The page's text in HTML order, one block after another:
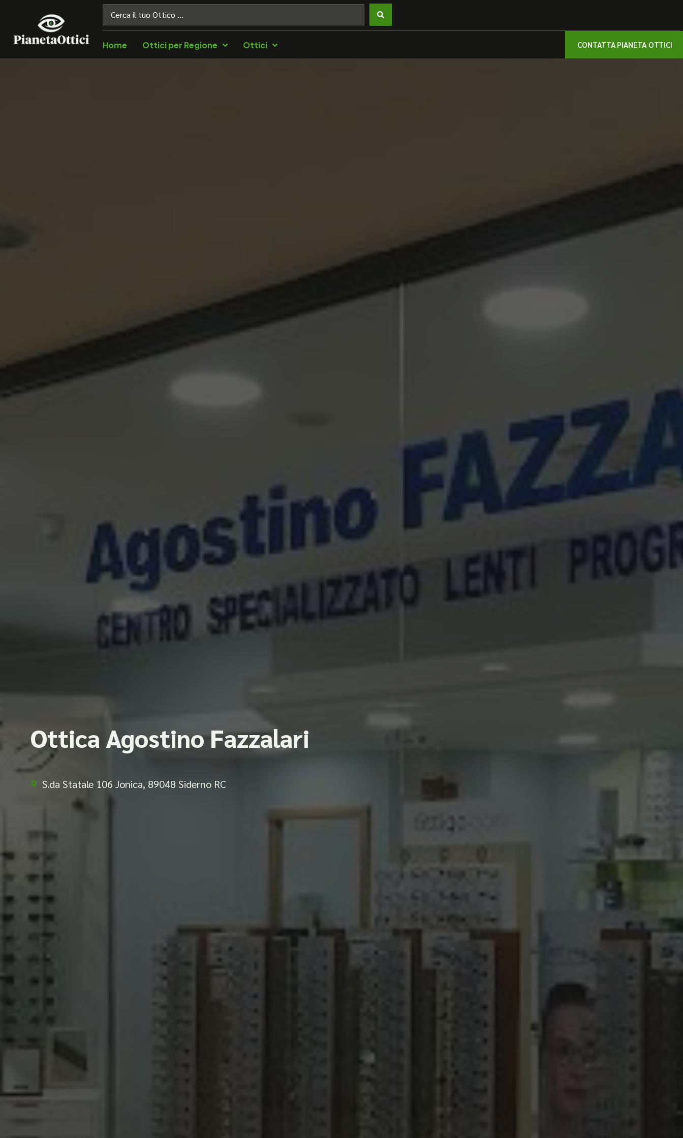
Home Ottici per Regione Ottici CONTATTA PIANETA OTTICI
Ottica Agostino Fazzalari
S.da Statale 106 Jonica, 89048 Siderno RC